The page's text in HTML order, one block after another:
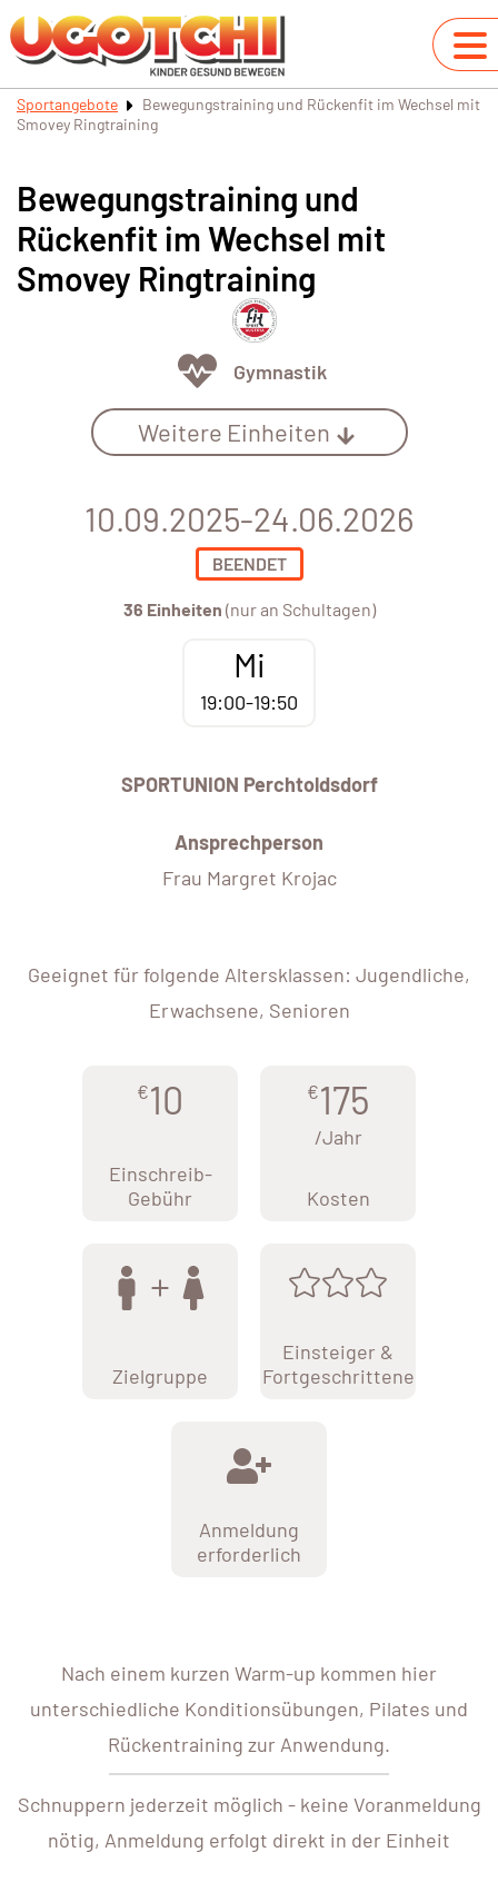
Sportangebote
Bewegungstraining und Rückenfit im Wechsel mit
Smovey Ringtraining
Bewegungstraining und
Rückenfit im Wechsel mit
Smovey Ringtraining
Gymnastik
Weitere Einheiten
10.09.2025-24.06.2026
BEENDET
36 Einheiten (nur an Schultagen)
Mi
19:00-19:50
SPORTUNION Perchtoldsdorf
Ansprechperson
Frau Margret Krojac
Geeignet für folgende Altersklassen: Jugendliche,
Erwachsene, Senioren
€10
Einschreib-
Gebühr
€175
/Jahr
Kosten
Zielgruppe
Einsteiger &
Fortgeschrittene
Anmeldung
erforderlich
Nach einem kurzen Warm-up kommen hier
unterschiedliche Konditionsübungen, Pilates und
Rückentraining zur Anwendung.
Schnuppern jederzeit möglich - keine Voranmeldung
nötig, Anmeldung erfolgt direkt in der Einheit